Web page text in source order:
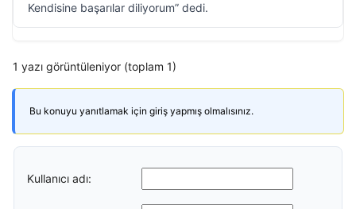
Kendisine başarılar diliyorum” dedi.
1 yazı görüntüleniyor (toplam 1)
Bu konuyu yanıtlamak için giriş yapmış olmalısınız.
Kullanıcı adı: